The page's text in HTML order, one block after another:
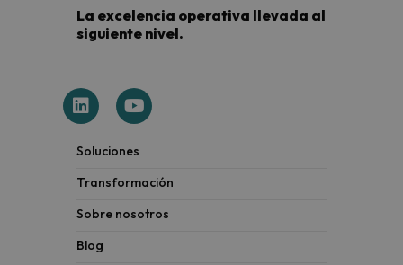
La excelencia operativa llevada al
siguiente nivel.
Soluciones
Transformación
Sobre nosotros
Blog